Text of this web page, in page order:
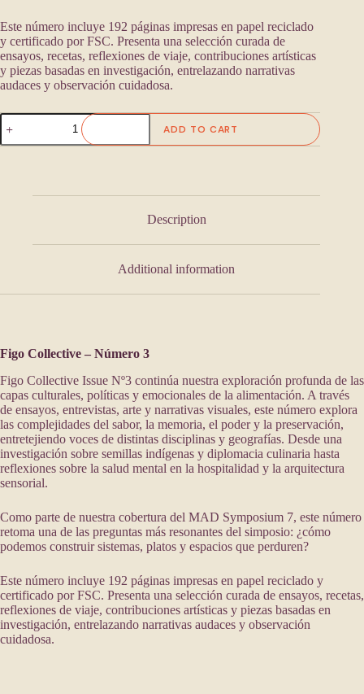
Este número incluye 192 páginas impresas en papel reciclado
y certificado por FSC. Presenta una selección curada de
ensayos, recetas, reflexiones de viaje, contribuciones artísticas
y piezas basadas en investigación, entrelazando narrativas
audaces y observación cuidadosa.
Figo
Collective
Mag
ADD TO CART
Description
Additional information
Figo Collective – Número 3
Figo Collective Issue Nº3 continúa nuestra exploración profunda de las
capas culturales, políticas y emocionales de la alimentación. A través
de ensayos, entrevistas, arte y narrativas visuales, este número explora
las complejidades del sabor, la memoria, el poder y la preservación,
entretejiendo voces de distintas disciplinas y geografías. Desde una
investigación sobre semillas indígenas y diplomacia culinaria hasta
reflexiones sobre la salud mental en la hospitalidad y la arquitectura
sensorial.
Como parte de nuestra cobertura del MAD Symposium 7, este número
retoma una de las preguntas más resonantes del simposio: ¿cómo
podemos construir sistemas, platos y espacios que perduren?
Este número incluye 192 páginas impresas en papel reciclado y
certificado por FSC. Presenta una selección curada de ensayos, recetas,
reflexiones de viaje, contribuciones artísticas y piezas basadas en
investigación, entrelazando narrativas audaces y observación
cuidadosa.